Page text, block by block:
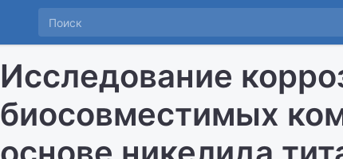
Исследование
биосовместимых